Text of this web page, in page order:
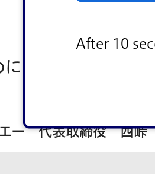
After 10
に
ー 代表取締役 西峠